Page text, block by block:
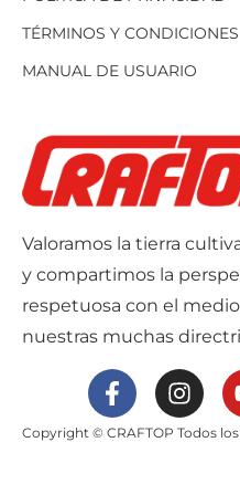
Valoramos la tierra
y compartimos la
respetuosa con el
nuestras muchas
Copyright © CRAFTOP Todos
TÉRMINOS Y CONDICIONES
MANUAL DE USUARIO